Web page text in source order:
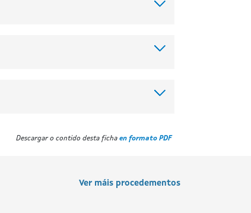
Descargar o contido desta ficha en formato PDF
Ver máis procedementos